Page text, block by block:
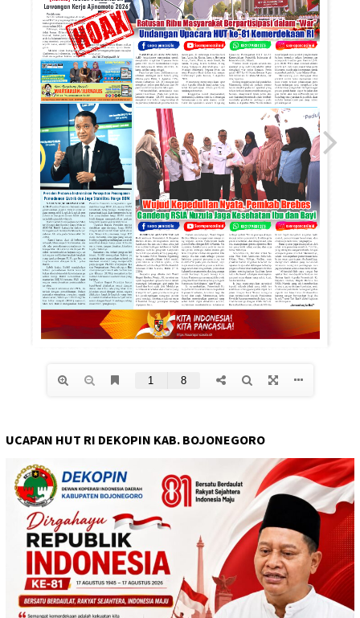
UCAPAN HUT RI DEKOPIN KAB. BOJONEGORO